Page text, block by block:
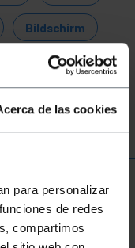
de las cookies
para personalizar
de redes
compartimos
Bildschirm
displayport